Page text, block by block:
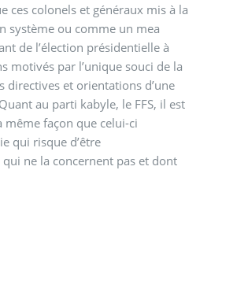
ces colonels et généraux mis à la
système ou comme un mea
de l’élection présidentielle à
motivés par l’unique souci de la
directives et orientations d’une
au parti kabyle, le FFS, il est
même façon que celui-ci
qui risque d’être
ne la concernent pas et dont